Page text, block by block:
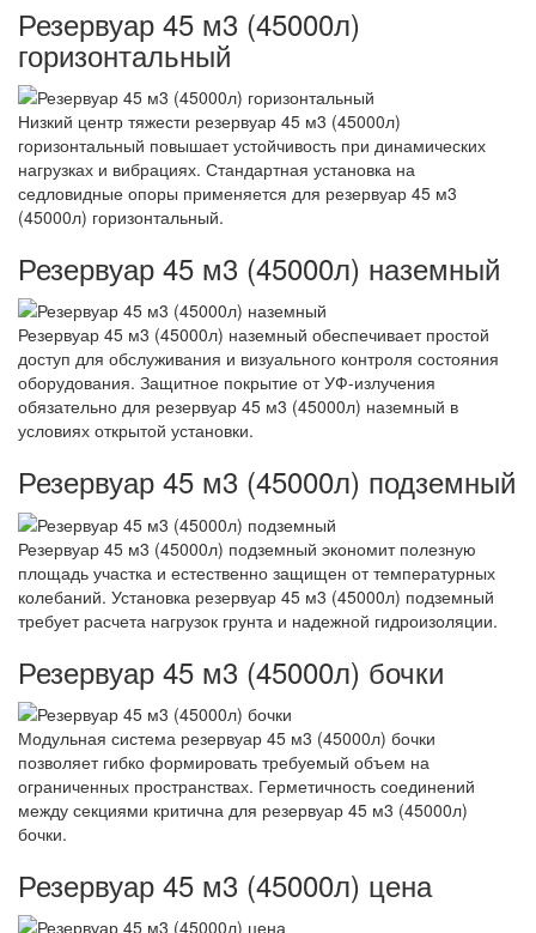
Резервуар 45 м3 (45000л)
горизонтальный
Низкий центр тяжести резервуар 45 м3 (45000л)
горизонтальный повышает устойчивость при динамических
нагрузках и вибрациях. Стандартная установка на
седловидные опоры применяется для резервуар 45 м3
(45000л) горизонтальный.
Резервуар 45 м3 (45000л) наземный
Резервуар 45 м3 (45000л) наземный обеспечивает простой
доступ для обслуживания и визуального контроля состояния
оборудования. Защитное покрытие от УФ-излучения
обязательно для резервуар 45 м3 (45000л) наземный в
условиях открытой установки.
Резервуар 45 м3 (45000л) подземный
Резервуар 45 м3 (45000л) подземный экономит полезную
площадь участка и естественно защищен от температурных
колебаний. Установка резервуар 45 м3 (45000л) подземный
требует расчета нагрузок грунта и надежной гидроизоляции.
Резервуар 45 м3 (45000л) бочки
Модульная система резервуар 45 м3 (45000л) бочки
позволяет гибко формировать требуемый объем на
ограниченных пространствах. Герметичность соединений
между секциями критична для резервуар 45 м3 (45000л)
бочки.
Резервуар 45 м3 (45000л) цена